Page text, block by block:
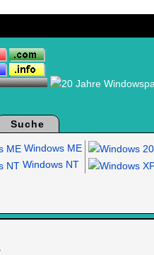
Suche
Windows ME
Windows NT